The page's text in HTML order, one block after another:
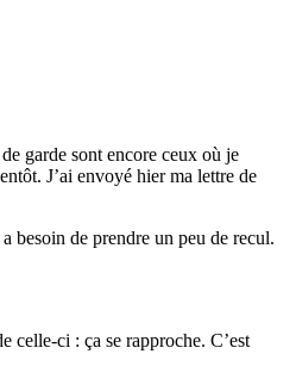
garde sont encore ceux où je
J’ai envoyé hier ma lettre de
besoin de prendre un peu de recul.
celle-ci : ça se rapproche. C’est